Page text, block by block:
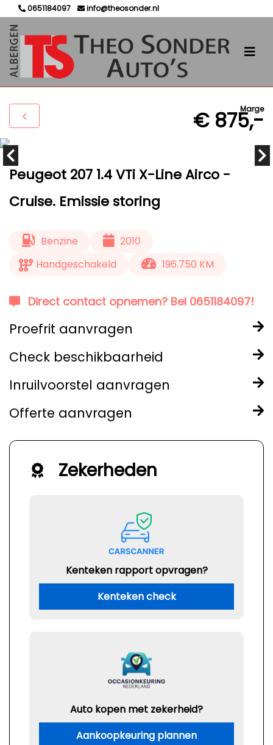
0651184097 info@theosonder.nl
Marge
€ 875,-
Peugeot 207 1.4 VTi X-Line Airco -
Cruise. Emissie storing
Benzine
2010
Handgeschakeld
196.750 KM
Direct contact opnemen? Bel 0651184097!
Proefrit aanvragen
Check beschikbaarheid
Inruilvoorstel aanvragen
Offerte aanvragen
Zekerheden
Kenteken rapport opvragen?
Kenteken check
Auto kopen met zekerheid?
Aankoopkeuring plannen